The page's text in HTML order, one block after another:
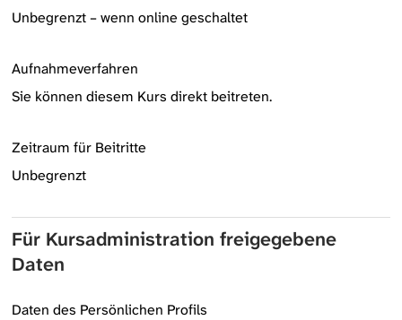
Unbegrenzt – wenn online geschaltet
Aufnahmeverfahren
Sie können diesem Kurs direkt beitreten.
Zeitraum für Beitritte
Unbegrenzt
Für Kursadministration freigegebene
Daten
Daten des Persönlichen Profils